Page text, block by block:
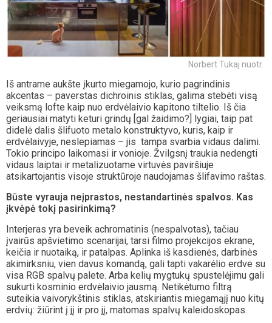
Norbert Tukaj nuotr.
Iš antrame aukšte įkurto miegamojo, kurio pagrindinis
akcentas – paverstas dichroinis stiklas, galima stebėti visą
veiksmą lofte kaip nuo erdvėlaivio kapitono tiltelio. Iš čia
geriausiai matyti keturi grindų [gal žaidimo?] lygiai, taip pat
didelė dalis šlifuoto metalo konstruktyvo, kuris, kaip ir
erdvėlaivyje, neslepiamas – jis tampa svarbia vidaus dalimi.
Tokio principo laikomasi ir vonioje. Žvilgsnį traukia nedengti
vidaus laiptai ir metalizuotame virtuvės paviršiuje
atsikartojantis visoje struktūroje naudojamas šlifavimo raštas.
Būste vyrauja neįprastos, nestandartinės spalvos. Kas
įkvėpė tokį pasirinkimą?
Interjeras yra beveik achromatinis (nespalvotas), tačiau
įvairūs apšvietimo scenarijai, tarsi filmo projekcijos ekrane,
keičia ir nuotaiką, ir patalpas. Aplinka iš kasdienės, darbinės
akimirksniu, vien davus komandą, gali tapti vakarėlio erdve su
visa RGB spalvų palete. Arba kelių mygtukų spustelėjimu gali
sukurti kosminio erdvėlaivio jausmą. Netikėtumo filtrą
suteikia vaivorykštinis stiklas, atskiriantis miegamąjį nuo kitų
erdvių: žiūrint į jį ir pro jį, matomas spalvų kaleidoskopas.